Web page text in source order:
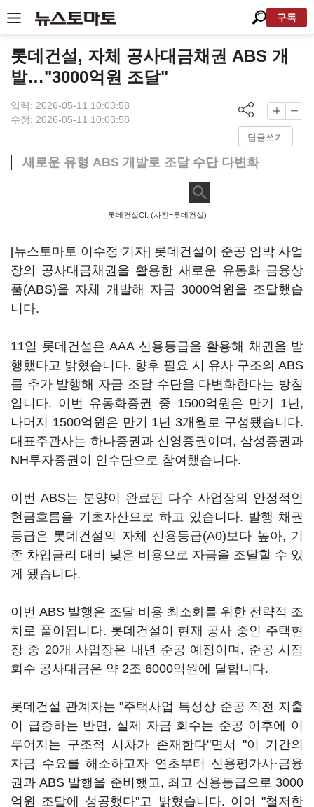
구독
롯데건설, 자체 공사대금채권 ABS 개
발…"3000억원 조달"
입력: 2026-05-11 10:03:58
수정: 2026-05-11 10:03:58
답글쓰기
새로운 유형 ABS 개발로 조달 수단 다변화
롯데건설CI. (사진=롯데건설)
[뉴스토마토 이수정 기자] 롯데건설이 준공 임박 사업
장의 공사대금채권을 활용한 새로운 유동화 금융상
품(ABS)을 자체 개발해 자금 3000억원을 조달했습
니다.
11일 롯데건설은 AAA 신용등급을 활용해 채권을 발
행했다고 밝혔습니다. 향후 필요 시 유사 구조의 ABS
를 추가 발행해 자금 조달 수단을 다변화한다는 방침
입니다. 이번 유동화증권 중 1500억원은 만기 1년,
나머지 1500억원은 만기 1년 3개월로 구성됐습니다.
대표주관사는 하나증권과 신영증권이며, 삼성증권과
NH투자증권이 인수단으로 참여했습니다.
이번 ABS는 분양이 완료된 다수 사업장의 안정적인
현금흐름을 기초자산으로 하고 있습니다. 발행 채권
등급은 롯데건설의 자체 신용등급(A0)보다 높아, 기
존 차입금리 대비 낮은 비용으로 자금을 조달할 수 있
게 됐습니다.
이번 ABS 발행은 조달 비용 최소화를 위한 전략적 조
치로 풀이됩니다. 롯데건설이 현재 공사 중인 주택현
장 중 20개 사업장은 내년 준공 예정이며, 준공 시점
회수 공사대금은 약 2조 6000억원에 달합니다.
롯데건설 관계자는 "주택사업 특성상 준공 직전 지출
이 급증하는 반면, 실제 자금 회수는 준공 이후에 이
루어지는 구조적 시차가 존재한다"면서 "이 기간의
자금 수요를 해소하고자 연초부터 신용평가사·금융
권과 ABS 발행을 준비했고, 최고 신용등급으로 3000
억원 조달에 성공했다"고 밝혔습니다. 이어 "철저한